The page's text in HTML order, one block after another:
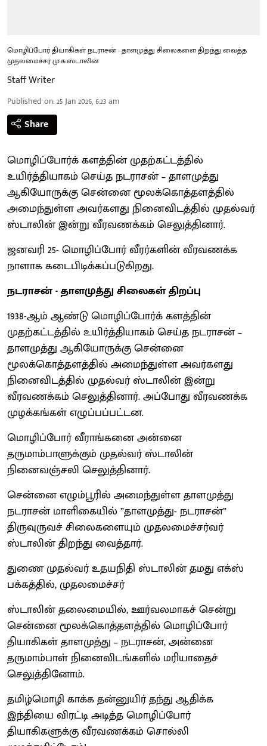
மொழிப்போர் தியாகிகள் நடராசன் - தாளமுத்து சிலைகளை திறந்து வைத்த
முதலமைச்சர் மு.க.ஸ்டாலின்
Staff Writer
Published on:25 Jan 2026, 6:23 am
Share
மொழிப்போர்க் களத்தின் முதற்கட்டத்தில்
உயிர்த்தியாகம் செய்த நடராசன் – தாளமுத்து
ஆகியோருக்கு சென்னை மூலக்கொத்தளத்தில்
அமைந்துள்ள அவர்களது நினைவிடத்தில் முதல்வர்
ஸ்டாலின் இன்று வீரவணக்கம் செலுத்தினார்.
ஜனவரி 25- மொழிப்போர் வீரர்களின் வீரவணக்க
நாளாக கடைபிடிக்கப்படுகிறது.
நடராசன் - தாளமுத்து சிலைகள் திறப்பு
1938-ஆம் ஆண்டு மொழிப்போர்க் களத்தின்
முதற்கட்டத்தில் உயிர்த்தியாகம் செய்த நடராசன் –
தாளமுத்து ஆகியோருக்கு சென்னை
மூலக்கொத்தளத்தில் அமைந்துள்ள அவர்களது
நினைவிடத்தில் முதல்வர் ஸ்டாலின் இன்று
வீரவணக்கம் செலுத்தினார். அப்போது வீரவணக்க
முழக்கங்கள் எழுப்பப்பட்டன.
மொழிப்போர் வீராங்கனை அன்னை
தருமாம்பாளுக்கும் முதல்வர் ஸ்டாலின்
நினைவஞ்சலி செலுத்தினார்.
சென்னை எழும்பூரில் அமைந்துள்ள தாளமுத்து
நடராசன் மாளிகையில் ”தாளமுத்து- நடராசன்”
திருவுருவச் சிலைகளையும் முதலமைச்சர்வர்
ஸ்டாலின் திறந்து வைத்தார்.
துணை முதல்வர் உதயநிதி ஸ்டாலின் தமது எக்ஸ்
பக்கத்தில், முதலமைச்சர்
ஸ்டாலின் தலைமையில், ஊர்வலமாகச் சென்று
சென்னை மூலக்கொத்தளத்தில் மொழிப்போர்
தியாகிகள் தாளமுத்து – நடராசன், அன்னை
தருமாம்பாள் நினைவிடங்களில் மரியாதைச்
செலுத்தினோம்.
தமிழ்மொழி காக்க தன்னுயிர் தந்து ஆதிக்க
இந்தியை விரட்டி அடித்த மொழிப்போர்
தியாகிகளுக்கு வீரவணக்கம் சொல்லி